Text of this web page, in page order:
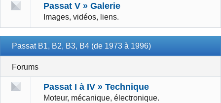
Passat V » Galerie
Images, vidéos, liens.
Passat B1, B2, B3, B4 (de 1973 à 1996)
Forums
Passat I à IV » Technique
Moteur, mécanique, électronique.